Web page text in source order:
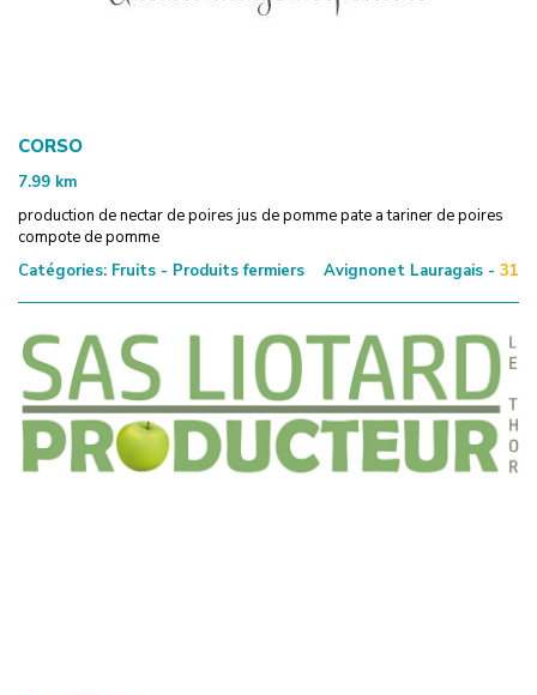
CORSO
7.99 km
production de nectar de poires jus de pomme pate a tariner de poires
compote de pomme
Catégories: Fruits - Produits fermiers Avignonet Lauragais - 31